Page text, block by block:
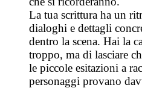
La tua scrittura ha un
dialoghi e dettagli
dentro la scena. Hai la
troppo, ma di lasciare
le piccole esitazioni a
personaggi provano